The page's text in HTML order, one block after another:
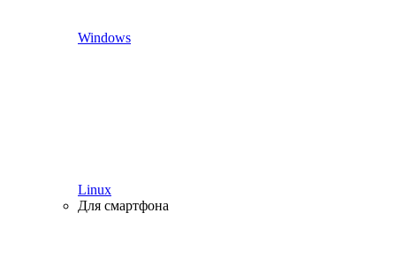
Windows
Linux
Для смартфона